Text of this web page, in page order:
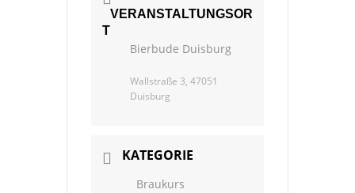
VERANSTALTUNGSOR
T
Bierbude Duisburg
Wallstraße 3, 47051
Duisburg
KATEGORIE
Braukurs